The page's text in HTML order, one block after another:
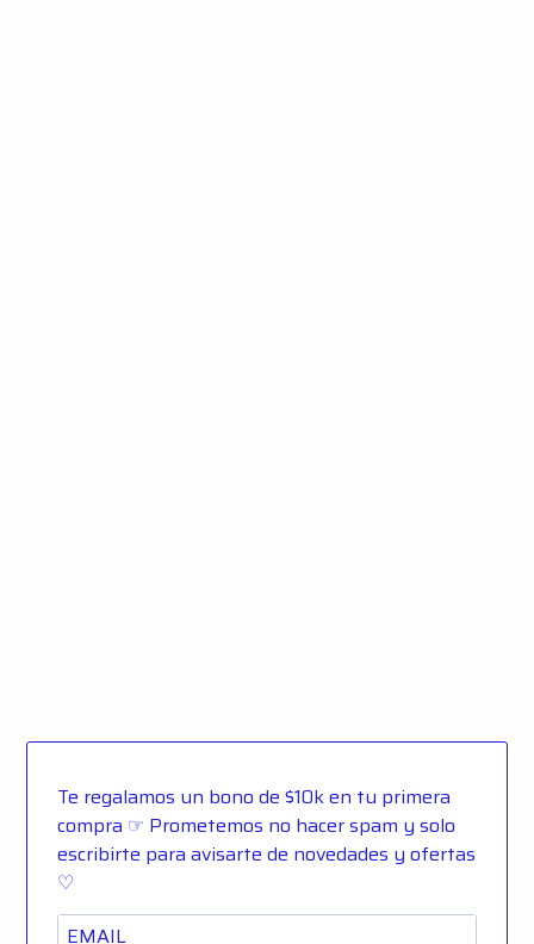
Te regalamos un bono de $10k en tu primera
compra ☞ Prometemos no hacer spam y solo
escribirte para avisarte de novedades y ofertas
♡